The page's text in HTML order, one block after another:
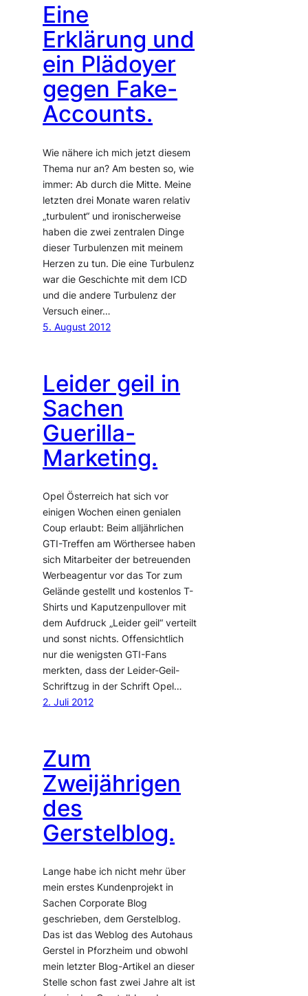
Eine
Erklärung und
ein Plädoyer
gegen Fake-
Accounts.
Wie nähere ich mich jetzt diesem
Thema nur an? Am besten so, wie
immer: Ab durch die Mitte. Meine
letzten drei Monate waren relativ
„turbulent“ und ironischerweise
haben die zwei zentralen Dinge
dieser Turbulenzen mit meinem
Herzen zu tun. Die eine Turbulenz
war die Geschichte mit dem ICD
und die andere Turbulenz der
Versuch einer…
5. August 2012
Leider geil in
Sachen
Guerilla-
Marketing.
Opel Österreich hat sich vor
einigen Wochen einen genialen
Coup erlaubt: Beim alljährlichen
GTI-Treffen am Wörthersee haben
sich Mitarbeiter der betreuenden
Werbeagentur vor das Tor zum
Gelände gestellt und kostenlos T-
Shirts und Kaputzenpullover mit
dem Aufdruck „Leider geil“ verteilt
und sonst nichts. Offensichtlich
nur die wenigsten GTI-Fans
merkten, dass der Leider-Geil-
Schriftzug in der Schrift Opel…
2. Juli 2012
Zum
Zweijährigen
des
Gerstelblog.
Lange habe ich nicht mehr über
mein erstes Kundenprojekt in
Sachen Corporate Blog
geschrieben, dem Gerstelblog.
Das ist das Weblog des Autohaus
Gerstel in Pforzheim und obwohl
mein letzter Blog-Artikel an dieser
Stelle schon fast zwei Jahre alt ist